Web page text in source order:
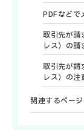
PDFなどで
取引先が請
レス）の
取引先が請
レス）の注
関連するペー